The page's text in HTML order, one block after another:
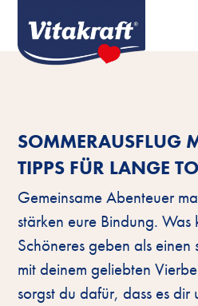
SOMMERAUSFLUG
TIPPS FÜR LANGE
Gemeinsame Abenteuer
stärken eure Bindung. Was
Schöneres geben als einen
mit deinem geliebten
sorgst du dafür, dass es dir